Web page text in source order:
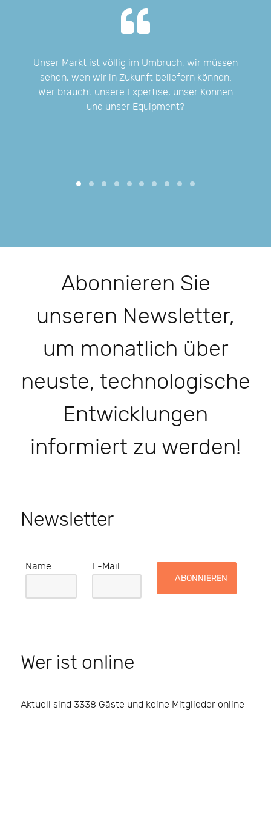
Unser Markt ist völlig im Umbruch, wir müssen
sehen, wen wir in Zukunft beliefern können.
Wer braucht unsere Expertise, unser Können
und unser Equipment?
Abonnieren Sie
unseren Newsletter,
um monatlich über
neuste, technologische
Entwicklungen
informiert zu werden!
Newsletter
Name E-Mail
Wer ist online
Aktuell sind 3338 Gäste und keine Mitglieder online